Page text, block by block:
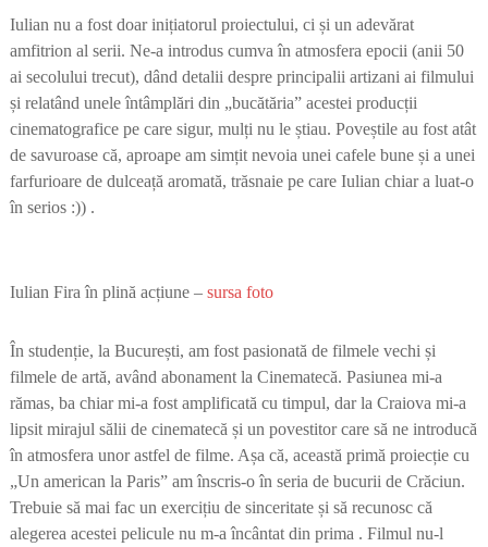
Iulian nu a fost doar inițiatorul proiectului, ci și un adevărat
amfitrion al serii. Ne-a introdus cumva în atmosfera epocii (anii 50
ai secolului trecut), dând detalii despre principalii artizani ai filmului
și relatând unele întâmplări din „bucătăria” acestei producții
cinematografice pe care sigur, mulți nu le știau. Poveștile au fost atât
de savuroase că, aproape am simțit nevoia unei cafele bune și a unei
farfurioare de dulceață aromată, trăsnaie pe care Iulian chiar a luat-o
în serios :)) .
Iulian Fira în plină acțiune – sursa foto
În studenție, la București, am fost pasionată de filmele vechi și
filmele de artă, având abonament la Cinematecă. Pasiunea mi-a
rămas, ba chiar mi-a fost amplificată cu timpul, dar la Craiova mi-a
lipsit mirajul sălii de cinematecă și un povestitor care să ne introducă
în atmosfera unor astfel de filme. Așa că, această primă proiecție cu
„Un american la Paris” am înscris-o în seria de bucurii de Crăciun.
Trebuie să mai fac un exercițiu de sinceritate și să recunosc că
alegerea acestei pelicule nu m-a încântat din prima . Filmul nu-l